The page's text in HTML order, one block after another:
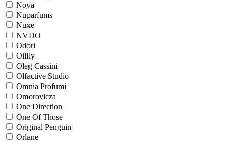
Noya
Nuparfums
Nuxe
NVDO
Odori
Oilily
Oleg Cassini
Olfactive Studio
Omnia Profumi
Omorovicza
One Direction
One Of Those
Original Penguin
Orlane